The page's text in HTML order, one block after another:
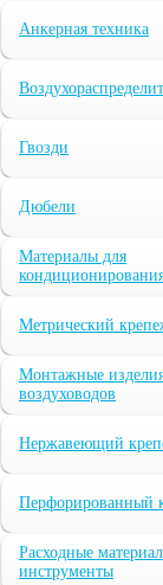
Анкерная техника
Гвозди
Дюбели
Материалы для
Метрический
Монтажные
воздуховодов
Нержавеющий
Перфорированный
Расходные
инструменты